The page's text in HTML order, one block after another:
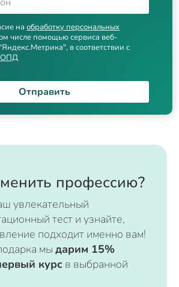
наобработку персональных
числе помощью сервиса веб-
в соответствии с
ОПД
Отправить
профессию?
увлекательный
тест и узнайте,
подходит именно вам!
мы дарим 15%
курс в выбранной